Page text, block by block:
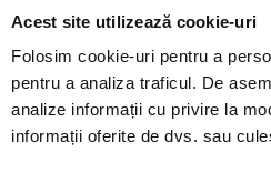
Acest site utilizează cookie-uri
Folosim cookie-uri pentru a
pentru a analiza traficul. De
analize informații cu privire la
informații oferite de dvs. sau